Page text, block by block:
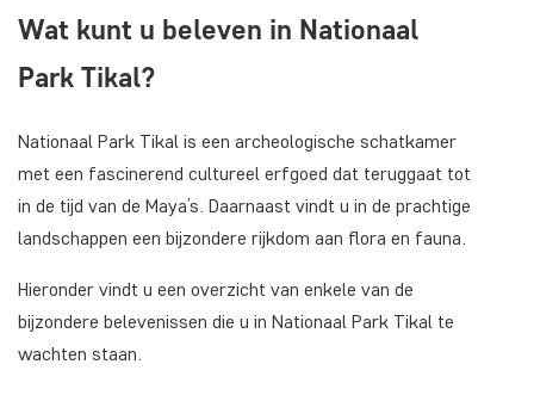
Wat kunt u beleven in Nationaal
Park Tikal?
Nationaal Park Tikal is een archeologische schatkamer
met een fascinerend cultureel erfgoed dat teruggaat tot
in de tijd van de Maya’s. Daarnaast vindt u in de prachtige
landschappen een bijzondere rijkdom aan flora en fauna.
Hieronder vindt u een overzicht van enkele van de
bijzondere belevenissen die u in Nationaal Park Tikal te
wachten staan.